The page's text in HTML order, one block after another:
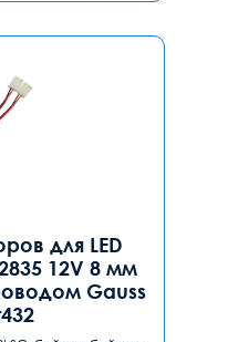
для LED
12V 8 мм
Gauss